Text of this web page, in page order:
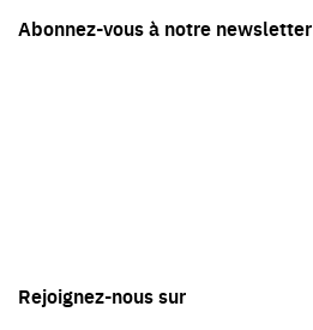
Rejoignez-nous sur
Abonnez-vous à notre newsletter